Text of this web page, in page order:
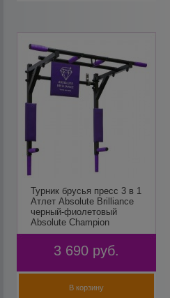
Турник брусья пресс 3 в 1
Атлет Absolute Brilliance
черный-фиолетовый
Absolute Champion
3 690 руб.
В корзину